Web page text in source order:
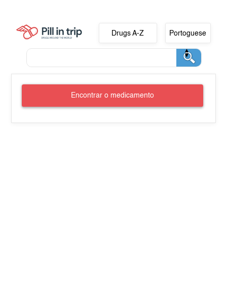
Drugs A-Z Portoguese
Encontrar o medicamento